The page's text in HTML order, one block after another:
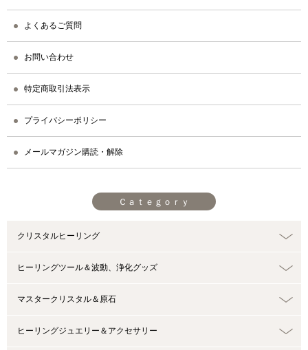
よくあるご質問
お問い合わせ
特定商取引法表示
プライバシーポリシー
メールマガジン購読・解除
Ｃａｔｅｇｏｒｙ
クリスタルヒーリング
ヒーリングツール＆波動、浄化グッズ
マスタークリスタル＆原石
ヒーリングジュエリー＆アクセサリー